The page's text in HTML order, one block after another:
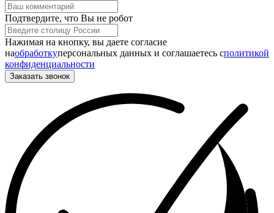
Подтвердите, что Вы не робот
Нажимая на кнопку, вы даете согласие
наобработкуперсональных данных и соглашаетесь cполитикой
конфиденциальности
Заказать звонок